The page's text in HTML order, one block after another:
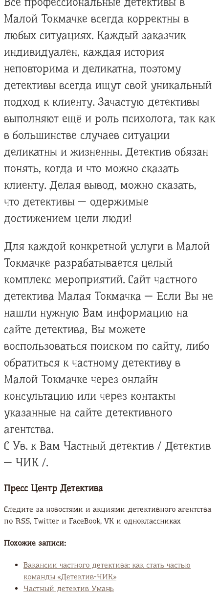
Малой Токмачке всегда корректны в
любых ситуациях. Каждый заказчик
индивидуален, каждая история
неповторима и деликатна, поэтому
детективы всегда ищут свой уникальный
подход к клиенту. Зачастую детективы
выполняют ещё и роль психолога, так как
в большинстве случаев ситуации
деликатны и жизненны. Детектив обязан
понять, когда и что можно сказать
клиенту. Делая вывод, можно сказать,
что детективы — одержимые
достижением цели люди!
Для каждой конкретной услуги в Малой
Токмачке разрабатывается целый
комплекс мероприятий. Сайт частного
детектива Малая Токмачка — Если Вы не
нашли нужную Вам информацию на
сайте детектива, Вы можете
воспользоваться поиском по сайту, либо
обратиться к частному детективу в
Малой Токмачке через онлайн
консультацию или через контакты
указанные на сайте детективного
агентства.
С Ув. к Вам Частный детектив / Детектив
— ЧИК /.
Пресс Центр Детектива
Следите за новостями и акциями детективного агентства
по RSS, Twitter и FaсeBook, VK и одноклассниках
Похожие записи:
Вакансии частного детектива: как стать частью
команды «Детектив-ЧИК»
Частный детектив Умань